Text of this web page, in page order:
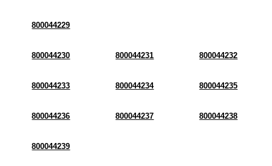
800044229
800044230 800044231 800044232
800044233 800044234 800044235
800044236 800044237 800044238
800044239